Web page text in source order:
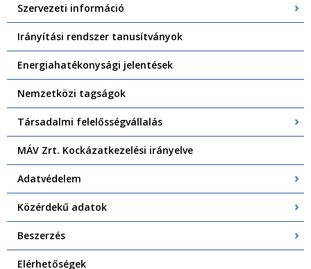
Szervezeti információ
Irányítási rendszer tanusítványok
Energiahatékonysági jelentések
Nemzetközi tagságok
Társadalmi felelősségvállalás
MÁV Zrt. Kockázatkezelési irányelve
Adatvédelem
Közérdekű adatok
Beszerzés
Elérhetőségek